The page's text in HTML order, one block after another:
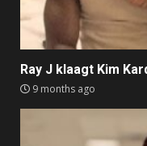
Ray J klaagt Kim
9 months ago